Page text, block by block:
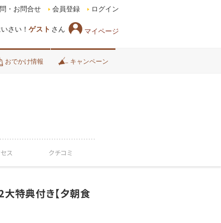
さい！ ゲスト さん マイページ
・お問合せ 会員登録 ログイン
おでかけ情報 キャンペーン
ス クチコミ
大特典付き【夕朝食